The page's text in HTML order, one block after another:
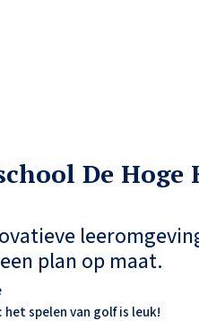
De Hoge
plan op maat.
het spelen van golf is leuk!